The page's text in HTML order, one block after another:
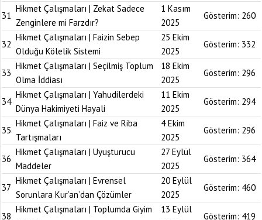
31
Hikmet Çalışmaları | Zekat Sadece
Zenginlere mi Farzdır?
1 Kasım
2025
Gösterim: 260
32
Hikmet Çalışmaları | Faizin Sebep
Olduğu Kölelik Sistemi
25 Ekim
2025
Gösterim: 332
33
Hikmet Çalışmaları | Seçilmiş Toplum
Olma İddiası
18 Ekim
2025
Gösterim: 296
34
Hikmet Çalışmaları | Yahudilerdeki
Dünya Hakimiyeti Hayali
11 Ekim
2025
Gösterim: 294
35
Hikmet Çalışmaları | Faiz ve Riba
Tartışmaları
4 Ekim
2025
Gösterim: 296
36
Hikmet Çalışmaları | Uyuşturucu
Maddeler
27 Eylül
2025
Gösterim: 364
37
Hikmet Çalışmaları | Evrensel
Sorunlara Kur’an’dan Çözümler
20 Eylül
2025
Gösterim: 460
38
Hikmet Çalışmaları | Toplumda Giyim
13 Eylül
Gösterim: 419